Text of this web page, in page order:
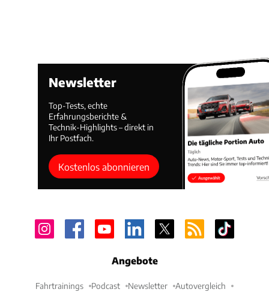
Newsletter
Top-Tests, echte
Erfahrungsberichte &
Technik-Highlights – direkt in
Ihr Postfach.
Kostenlos abonnieren
Angebote
Fahrtrainings Podcast Newsletter Autovergleich